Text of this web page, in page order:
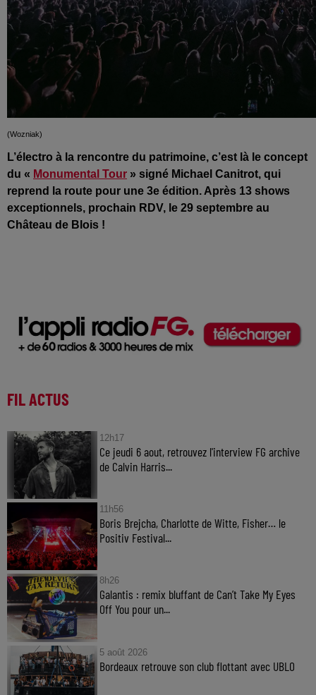
(Wozniak)
L’électro à la rencontre du patrimoine, c’est là le concept
du « Monumental Tour » signé Michael Canitrot, qui
reprend la route pour une 3e édition. Après 13 shows
exceptionnels, prochain RDV, le 29 septembre au
Château de Blois !
FIL ACTUS
12h17
Ce jeudi 6 aout, retrouvez l'interview FG archive
de Calvin Harris...
11h56
Boris Brejcha, Charlotte de Witte, Fisher… le
Positiv Festival...
8h26
Galantis : remix bluffant de Can’t Take My Eyes
Off You pour un...
5 août 2026
Bordeaux retrouve son club flottant avec UBLO